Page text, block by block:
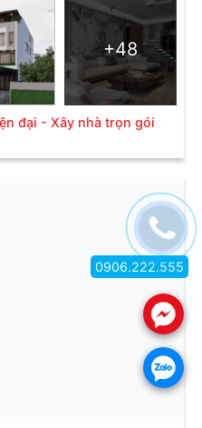
+48
đại - Xây nhà trọn gói
.
.
0906.222.555